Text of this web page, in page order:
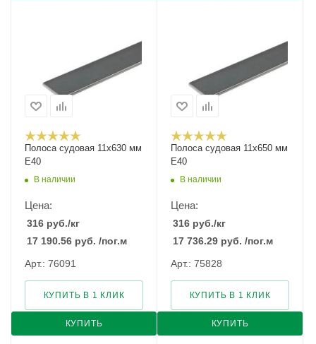
Полоса судовая 11х630 мм
E40
В наличии
Цена:
316 руб./кг
17 190.56 руб. /пог.м
Арт.: 76091
КУПИТЬ
КУПИТЬ В 1 КЛИК
Полоса судовая 11х650 мм
E40
В наличии
Цена:
316 руб./кг
17 736.29 руб. /пог.м
Арт.: 75828
КУПИТЬ
КУПИТЬ В 1 КЛИК